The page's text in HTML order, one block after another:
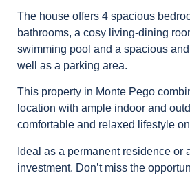
The house offers 4 spacious
bathrooms, a cosy living-dining
swimming pool and a spacious
well as a parking area.
This property in Monte Pego
location with ample indoor and
comfortable and relaxed lifestyle
Ideal as a permanent residence or
investment. Don’t miss the